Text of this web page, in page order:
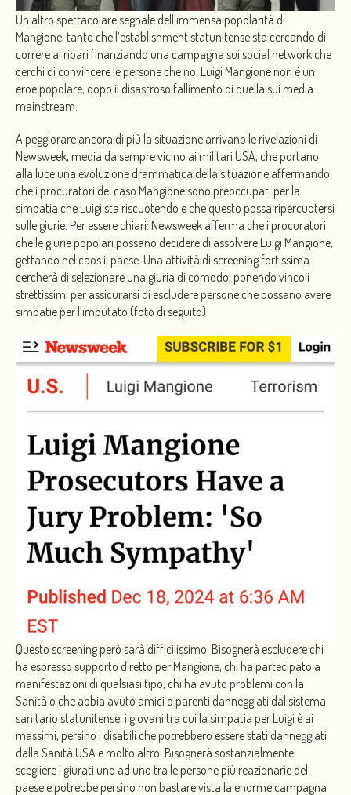
Un altro spettacolare segnale dell’immensa popolarità di
Mangione, tanto che l’establishment statunitense sta cercando di
correre ai ripari finanziando una campagna sui social network che
cerchi di convincere le persone che no, Luigi Mangione non è un
eroe popolare, dopo il disastroso fallimento di quella sui media
mainstream.
A peggiorare ancora di più la situazione arrivano le rivelazioni di
Newsweek, media da sempre vicino ai militari USA, che portano
alla luce una evoluzione drammatica della situazione affermando
che i procuratori del caso Mangione sono preoccupati per la
simpatia che Luigi sta riscuotendo e che questo possa ripercuotersi
sulle giurie. Per essere chiari: Newsweek afferma che i procuratori
che le giurie popolari possano decidere di assolvere Luigi Mangione,
gettando nel caos il paese. Una attività di screening fortissima
cercherà di selezionare una giuria di comodo, ponendo vincoli
strettissimi per assicurarsi di escludere persone che possano avere
simpatie per l’imputato (foto di seguito)
Questo screening però sarà difficilissimo. Bisognerà escludere chi
ha espresso supporto diretto per Mangione, chi ha partecipato a
manifestazioni di qualsiasi tipo, chi ha avuto problemi con la
Sanità o che abbia avuto amici o parenti danneggiati dal sistema
sanitario statunitense, i giovani tra cui la simpatia per Luigi è ai
massimi, persino i disabili che potrebbero essere stati danneggiati
dalla Sanità USA e molto altro. Bisognerà sostanzialmente
scegliere i giurati uno ad uno tra le persone più reazionarie del
paese e potrebbe persino non bastare vista la enorme campagna